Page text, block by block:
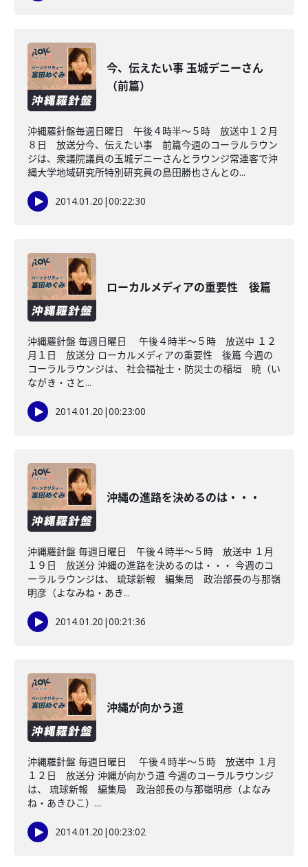
今、伝えたい事 玉城デニーさん
（前篇）
沖縄羅針盤毎週日曜日 午後４時半～５時 放送中１２月
８日 放送分今、伝えたい事 前篇今週のコーラルラウン
ジは、衆議院議員の玉城デニーさんとラウンジ常連客で沖
縄大学地域研究所特別研究員の島田勝也さんとの...
2014.01.20 |00:22:30
ローカルメディアの重要性 後篇
沖縄羅針盤 毎週日曜日 午後４時半～５時 放送中 １２
月１日 放送分 ローカルメディアの重要性 後篇 今週の
コーラルラウンジは、 社会福祉士・防災士の稲垣 暁（い
ながき・さと...
2014.01.20 |00:23:00
沖縄の進路を決めるのは・・・
沖縄羅針盤 毎週日曜日 午後４時半～５時 放送中 １月
１９日 放送分 沖縄の進路を決めるのは・・・ 今週のコ
ーラルラウンジは、 琉球新報 編集局 政治部長の与那嶺
明彦（よなみね・あき...
2014.01.20 |00:21:36
沖縄が向かう道
沖縄羅針盤 毎週日曜日 午後４時半～５時 放送中 １月
１２日 放送分 沖縄が向かう道 今週のコーラルラウンジ
は、 琉球新報 編集局 政治部長の与那嶺明彦（よなみ
ね・あきひこ）...
2014.01.20 |00:23:02